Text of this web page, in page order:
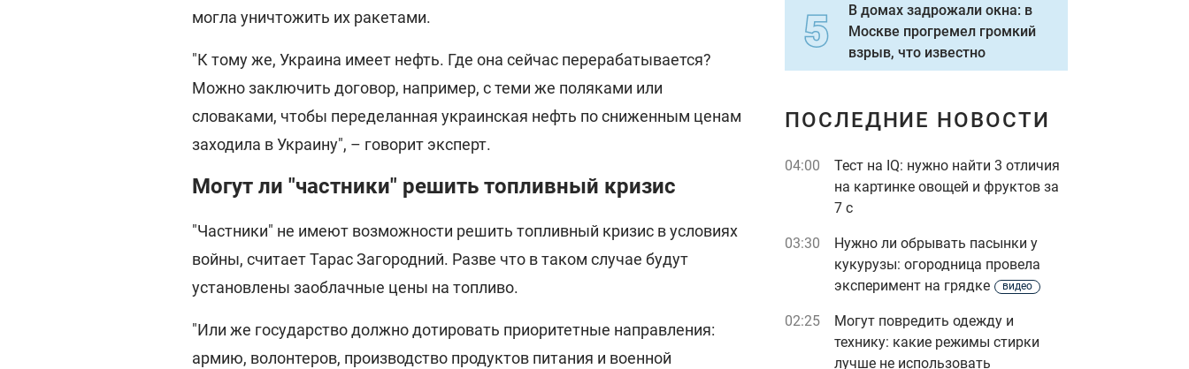
могла уничтожить их ракетами.
"К тому же, Украина имеет нефть. Где она сейчас перерабатывается?
Можно заключить договор, например, с теми же поляками или
словаками, чтобы переделанная украинская нефть по сниженным ценам
заходила в Украину", – говорит эксперт.
Могут ли "частники" решить топливный кризис
"Частники" не имеют возможности решить топливный кризис в условиях
войны, считает Тарас Загородний. Разве что в таком случае будут
установлены заоблачные цены на топливо.
"Или же государство должно дотировать приоритетные направления:
армию, волонтеров, производство продуктов питания и военной
В домах задрожали окна: в
Москве прогремел громкий
взрыв, что известно
ПОСЛЕДНИЕ НОВОСТИ
04:00
Тест на IQ: нужно найти 3 отличия
на картинке овощей и фруктов за
7 с
03:30
Нужно ли обрывать пасынки у
кукурузы: огородница провела
эксперимент на грядке
видео
02:25
Могут повредить одежду и
технику: какие режимы стирки
лучше не использовать